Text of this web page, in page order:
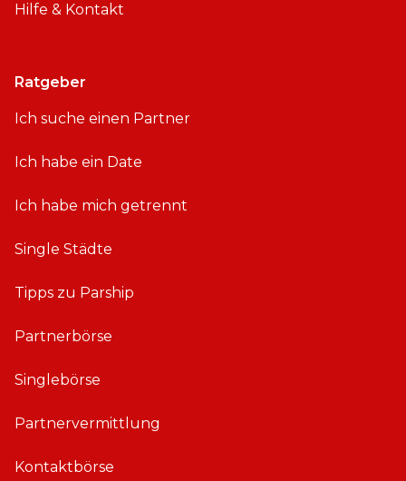
Hilfe & Kontakt
Ratgeber
Ich suche einen Partner
Ich habe ein Date
Ich habe mich getrennt
Single Städte
Tipps zu Parship
Partnerbörse
Singlebörse
Partnervermittlung
Kontaktbörse